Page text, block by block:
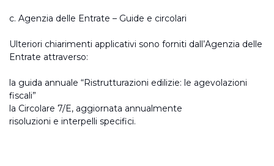
c. Agenzia delle Entrate – Guide e circolari
Ulteriori chiarimenti applicativi sono forniti dall’Agenzia delle
Entrate attraverso:
la guida annuale “Ristrutturazioni edilizie: le agevolazioni
fiscali”
la Circolare 7/E, aggiornata annualmente
risoluzioni e interpelli specifici.